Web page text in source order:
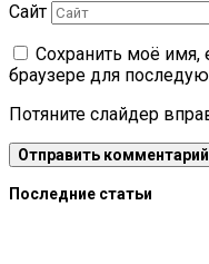
Сайт
Сохранить моё имя,
браузере для
Потяните слайдер
Последние статьи